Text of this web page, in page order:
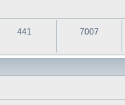
441 7007